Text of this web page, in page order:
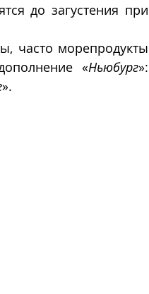
до загустения при
часто морепродукты
«Ньюбург»:
».